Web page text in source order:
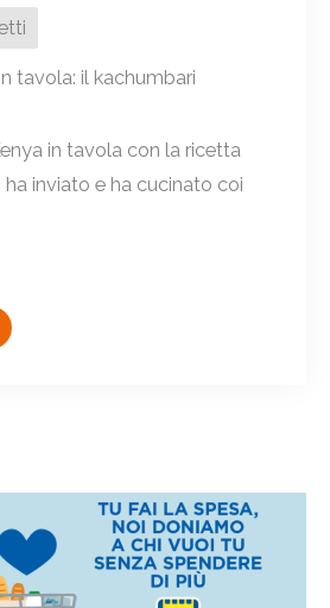
tavola: il kachumbari
in tavola con la ricetta
ha inviato e ha cucinato coi